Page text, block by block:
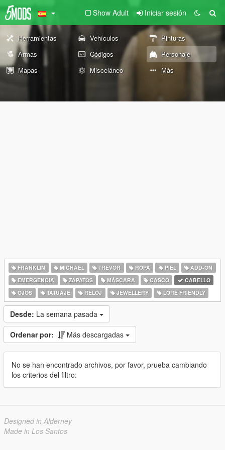
Show Adult Iniciar sesión
Herramientas Vehículos
Pinturas
Armas
Códigos
Personaje
Mapas
Misceláneo Más
FRANKLIN MICHAEL TREVOR ROPA PIEL
ADD-ON
EMERGENCIA
ZAPATOS MÁSCARA CASCO
CABELLO
OJOS
TATUAJE RELOJ JEWELLERY LORE FRIENDLY
Desde: La semana pasada
Ordenar por: Más descargadas
No se han encontrado archivos, por favor, prueba cambiando
los criterios del filtro:
Designed in Alderney
Made in Los Santos